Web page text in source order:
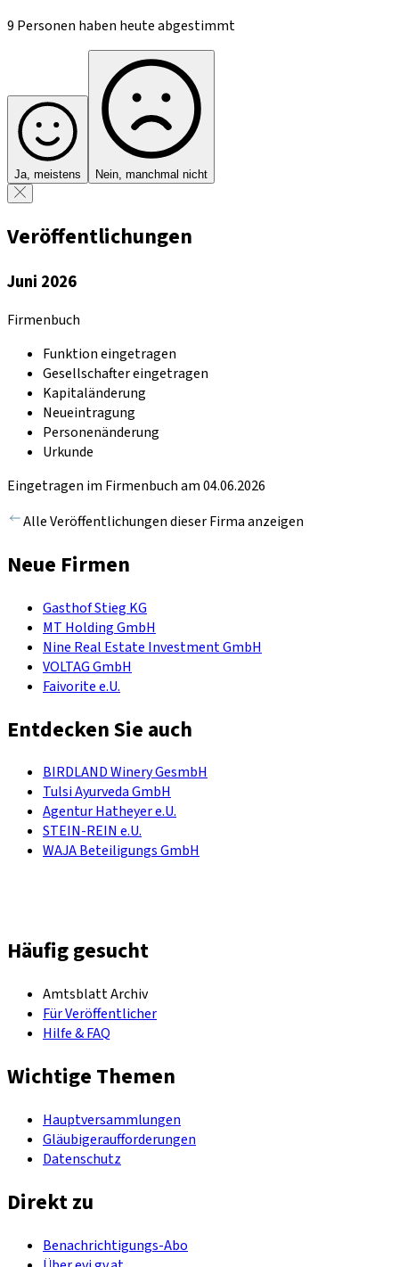
9 Personen haben heute abgestimmt
Ja, meistens Nein, manchmal nicht
Veröffentlichungen
Juni 2026
Firmenbuch
Funktion eingetragen
Gesellschafter eingetragen
Kapitaländerung
Neueintragung
Personenänderung
Urkunde
Eingetragen im Firmenbuch am 04.06.2026
Alle Veröffentlichungen dieser Firma anzeigen
Neue Firmen
Gasthof Stieg KG
MT Holding GmbH
Nine Real Estate Investment GmbH
VOLTAG GmbH
Faivorite e.U.
Entdecken Sie auch
BIRDLAND Winery GesmbH
Tulsi Ayurveda GmbH
Agentur Hatheyer e.U.
STEIN-REIN e.U.
WAJA Beteiligungs GmbH
Häufig gesucht
Amtsblatt Archiv
Für Veröffentlicher
Hilfe & FAQ
Wichtige Themen
Hauptversammlungen
Gläubigeraufforderungen
Datenschutz
Direkt zu
Benachrichtigungs-Abo